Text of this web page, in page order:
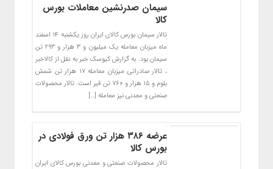
سیمان صدرنشین معاملات بورس
کالا
تالار سیمان بورس کالای ایران روز یکشنبه ۱۴ اسفند
ماه میزبان معامله یک میلیون و ۳ هزار و ۲۹۳ تن
سیمان بود. به گزارش کیوسک خبر به نقل از کالاخبر
، تالار صادراتی میزبان معامله ۱۷ هزار تن شمش
بلوم و ۱۵ هزار و ۷۶۰ تن قیر است. تالار محصولات
صنعتی و معدنی نیز معامله […]
عرضه ۳۸۶ هزار تن ورق فولادی در
بورس کالا
تالار محصولات صنعتی و معدنی بورس کالای ایران